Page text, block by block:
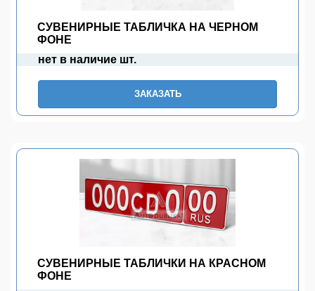
СУВЕНИРНЫЕ ТАБЛИЧКА НА ЧЕРНОМ
ФОНЕ
нет в наличие шт.
ЗАКАЗАТЬ
СУВЕНИРНЫЕ ТАБЛИЧКИ НА КРАСНОМ
ФОНЕ